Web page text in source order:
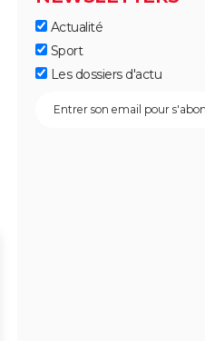
Actualité
Sport
Les dossiers d'actu